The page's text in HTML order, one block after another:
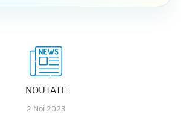
NOUTATE
2 Noi 2023